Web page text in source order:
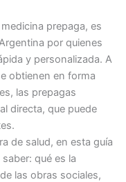
prepaga, es
por quienes
y personalizada. A
obtienen en forma
las prepagas
directa, que puede
de salud, en esta guía
qué es la
las obras sociales,